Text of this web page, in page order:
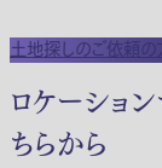
土地探しのご依頼の
ロケーショ
ちらから